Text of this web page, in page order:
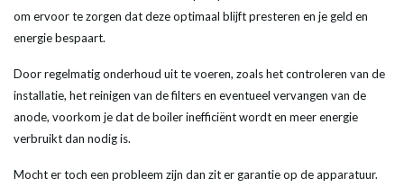
om ervoor te zorgen dat deze optimaal blijft presteren en je geld en
energiebespaart.
Door regelmatig onderhoud uit te voeren, zoals het controleren van de
installatie, het reinigen van de filters en eventueel vervangen van de
anode, voorkom je dat deboilerinefficiënt wordt en meerenergie
verbruikt dan nodig is.
Mocht er toch een probleem zijn dan zit er garantieop de apparatuur.